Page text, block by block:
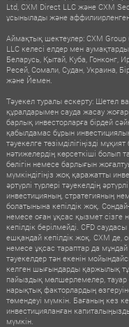
Ltd, CXM Direct LLC және CXM
ұсынылады және
Аймақтық шектеулер: CXM
LLC келесі елдер мен
Беларусь, Қытай, Куба, Гонконг,
Ресей, Сомали, Судан, Украина,
және Йемен.
Тәуекел туралы ескерту: Шетел
құралдарымен сауда жасау
барлық инвесторларға бірдей
қабылдамас бұрын
тәуекелге төзімділігіңізді
нәтижелердің көрсеткіші
бөлігін немесе барлығын
мүмкіндігіңіз жоқ қаражатты
әртүрлі түрлері тәуекелдің
инвестицияның, стратегияның
болатынына кепілдік жоқ.
немесе оған ұқсас қызмет сізге
кепілдік берілмейді. CFD
ешқандай кепілдік жоқ. CXM де,
немесе ұқсас тараптар да
тәуекелдер тән екенін
келген шығындарды қаржылық
пайыздық мөлшерлемелер,
нарықтық факторлардың
төмендеуі мүмкін. Бағаның кез
инвестицияланған
мүмкін.